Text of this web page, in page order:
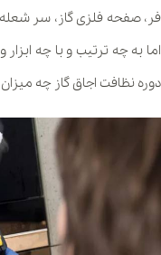
فر، صفحه فلزی گاز، سر
اما به چه ترتیب و با چه
دوره نظافت اجاق گاز چه